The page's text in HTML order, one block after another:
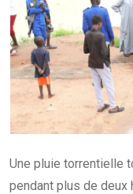
Une pluie torrentielle
pendant plus de deux